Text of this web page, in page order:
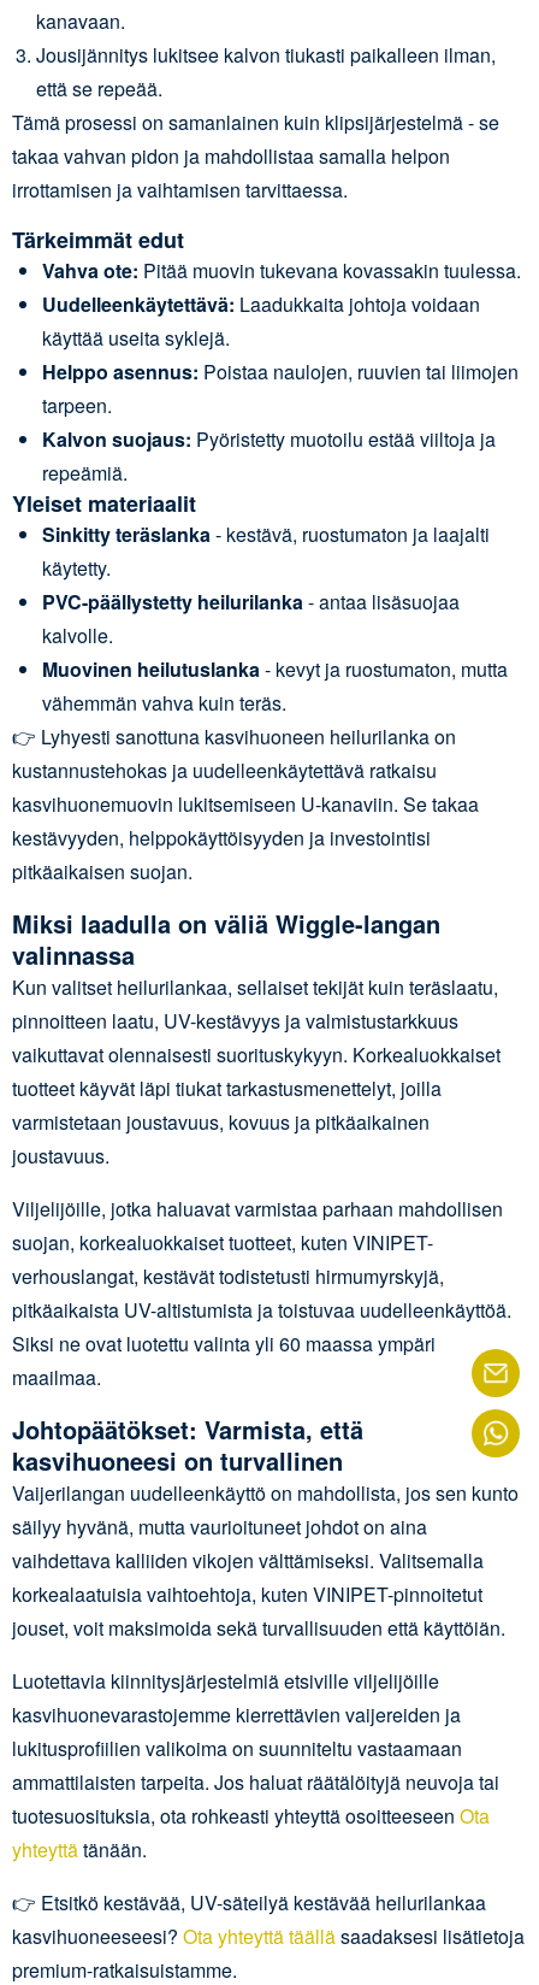
kanavaan.
Jousijännitys lukitsee kalvon tiukasti paikalleen ilman,
että se repeää.
Tämä prosessi on samanlainen kuin klipsijärjestelmä - se
takaa vahvan pidon ja mahdollistaa samalla helpon
irrottamisen ja vaihtamisen tarvittaessa.
Tärkeimmät edut
Vahva ote: Pitää muovin tukevana kovassakin tuulessa.
Uudelleenkäytettävä: Laadukkaita johtoja voidaan
käyttää useita syklejä.
Helppo asennus: Poistaa naulojen, ruuvien tai liimojen
tarpeen.
Kalvon suojaus: Pyöristetty muotoilu estää viiltoja ja
repeämiä.
Yleiset materiaalit
Sinkitty teräslanka- kestävä, ruostumaton ja laajalti
käytetty.
PVC-päällystetty heilurilanka- antaa lisäsuojaa
kalvolle.
Muovinen heilutuslanka- kevyt ja ruostumaton, mutta
vähemmän vahva kuin teräs.
👉 Lyhyesti sanottuna kasvihuoneen heilurilanka on
kustannustehokas ja uudelleenkäytettävä ratkaisu
kasvihuonemuovin lukitsemiseen U-kanaviin. Se takaa
kestävyyden, helppokäyttöisyyden ja investointisi
pitkäaikaisen suojan.
Miksi laadulla on väliä Wiggle-langan
valinnassa
Kun valitset heilurilankaa, sellaiset tekijät kuin teräslaatu,
pinnoitteen laatu, UV-kestävyys ja valmistustarkkuus
vaikuttavat olennaisesti suorituskykyyn. Korkealuokkaiset
tuotteet käyvät läpi tiukat tarkastusmenettelyt, joilla
varmistetaan joustavuus, kovuus ja pitkäaikainen
joustavuus.
Viljelijöille, jotka haluavat varmistaa parhaan mahdollisen
suojan, korkealuokkaiset tuotteet, kuten VINIPET-
verhouslangat, kestävät todistetusti hirmumyrskyjä,
pitkäaikaista UV-altistumista ja toistuvaa uudelleenkäyttöä.
Siksi ne ovat luotettu valinta yli 60 maassa ympäri
maailmaa.
Johtopäätökset: Varmista, että
kasvihuoneesi on turvallinen
Vaijerilangan uudelleenkäyttö on mahdollista, jos sen kunto
säilyy hyvänä, mutta vaurioituneet johdot on aina
vaihdettava kalliiden vikojen välttämiseksi. Valitsemalla
korkealaatuisia vaihtoehtoja, kuten VINIPET-pinnoitetut
jouset, voit maksimoida sekä turvallisuuden että käyttöiän.
Luotettavia kiinnitysjärjestelmiä etsiville viljelijöille
kasvihuonevarastojemme kierrettävien vaijereiden ja
lukitusprofiilien valikoima on suunniteltu vastaamaan
ammattilaisten tarpeita. Jos haluat räätälöityjä neuvoja tai
tuotesuosituksia, ota rohkeasti yhteyttä osoitteeseen Ota
yhteyttätänään.
👉 Etsitkö kestävää, UV-säteilyä kestävää heilurilankaa
kasvihuoneeseesi? Ota yhteyttä täälläsaadaksesi lisätietoja
premium-ratkaisuistamme.